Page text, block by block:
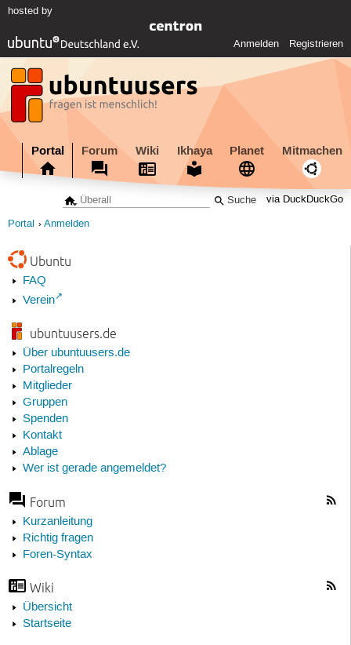
hosted by
Anmelden Registrieren
Portal Forum Wiki Ikhaya Planet Mitmachen
via DuckDuckGo
Portal Anmelden
Ubuntu
FAQ
Verein
ubuntuusers.de
Über ubuntuusers.de
Portalregeln
Mitglieder
Gruppen
Spenden
Kontakt
Ablage
Wer ist gerade angemeldet?
Forum
Kurzanleitung
Richtig fragen
Foren-Syntax
Wiki
Übersicht
Startseite